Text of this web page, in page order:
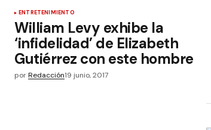
ENTRETENIMIENTO
William Levy exhibe la
‘infidelidad’ de Elizabeth
Gutiérrez con este hombre
porRedacción19 junio, 2017